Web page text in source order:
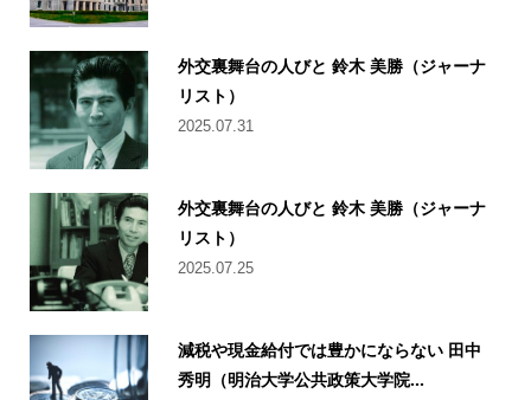
外交裏舞台の人びと 鈴木 美勝（ジャーナ
リスト）
2025.07.31
外交裏舞台の人びと 鈴木 美勝（ジャーナ
リスト）
2025.07.25
減税や現金給付では豊かにならない 田中
秀明（明治大学公共政策大学院...